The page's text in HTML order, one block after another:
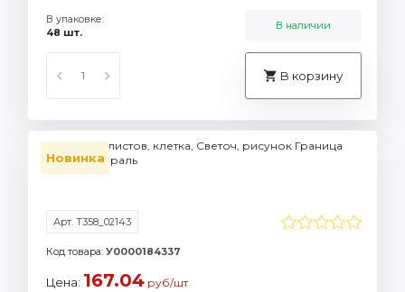
В упаковке:
48 шт.
В наличии
В корзину
Новинка
Тетрадь 96 листов, клетка, Светоч, рисунок Граница
миров, спираль
Арт. Т358_02143
Код товара: У0000184337
Цена: 167.04 руб/шт